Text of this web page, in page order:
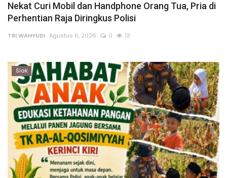
Pendidikan
Opini
Lampung
Nekat Curi Mobil dan Handphone Orang Tua, Pria di
Perhentian Raja Diringkus Polisi
TRI WAHYUDI Agustus 6, 2026 0 13
Siak